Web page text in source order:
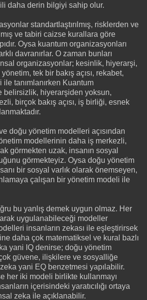
daha derin bilgiyi sahip olur.
standartlaştırılmış, risklerden ve
ve tabiri caizse kurallara göre
Oysa kuantum organizasyonları
davranırlar. O zaman bunları
organizasyonlar; kesinlik, hiyerarşi,
tek bir bakış açısı, rekabet,
tanımlanırken Kuantum
belirsizlik, hiyerarşiden yoksun,
birçok bakış açısı, iş birliği, esnek
doğu yönetim modelleri açısından
modellerinin daha iş merkezli,
görmekten uzak, insanın sosyal
görmekteyiz. Oysa doğu yönetim
bir sosyal varlık olarak önemseyen,
çalışan bir yönetim modeli ile
bu yanlış demek uygun olmaz. Her
uygulanabileceği modeller
insanların zekası ile eşleştirirsek
daha çok matematiksel ve kural bazlı
yani IQ denirse; doğu yönetim
güvene, ilişkilere ve sosyalliğe
yani EQ benzetmesi yapılabilir.
her iki modeli birlikte kullanmayı
içerisindeki yaratıcılığı ortaya
zeka ile açıklanabilir.